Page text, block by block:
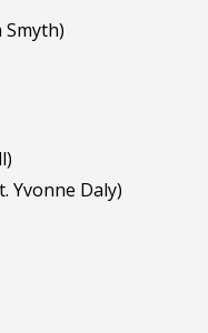
Smyth)
Yvonne Daly)